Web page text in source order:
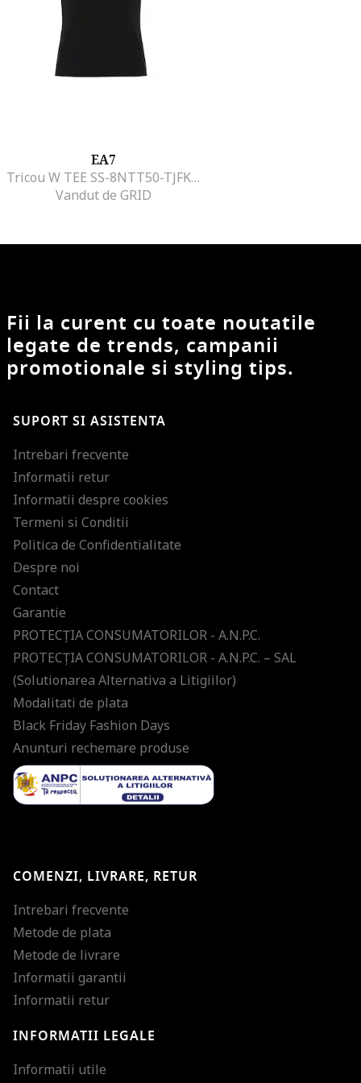
EA7
Tricou W TEE SS-8NTT50-TJFKZ-0210
Vandut de GRID
Fii la curent cu toate noutatile
legate de trends, campanii
promotionale si styling tips.
SUPORT SI ASISTENTA
Intrebari frecvente
Informatii retur
Informatii despre cookies
Termeni si Conditii
Politica de Confidentialitate
Despre noi
Contact
Garantie
PROTECŢIA CONSUMATORILOR - A.N.P.C.
PROTECŢIA CONSUMATORILOR - A.N.P.C. – SAL
(Solutionarea Alternativa a Litigiilor)
Modalitati de plata
Black Friday Fashion Days
Anunturi rechemare produse
COMENZI, LIVRARE, RETUR
Intrebari frecvente
Metode de plata
Metode de livrare
Informatii garantii
Informatii retur
INFORMATII LEGALE
Informatii utile